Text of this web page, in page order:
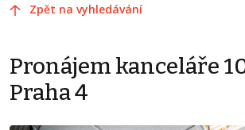
Zpět na vyhledávání
Pronájem kanceláře
Praha 4